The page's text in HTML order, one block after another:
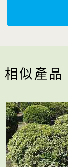
相似產品